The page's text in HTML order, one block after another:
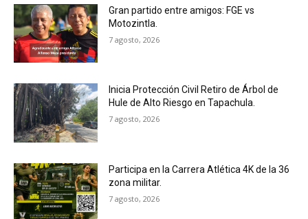
Gran partido entre amigos: FGE vs
Motozintla.
7 agosto, 2026
Inicia Protección Civil Retiro de Árbol de
Hule de Alto Riesgo en Tapachula.
7 agosto, 2026
Participa en la Carrera Atlética 4K de la 36
zona militar.
7 agosto, 2026